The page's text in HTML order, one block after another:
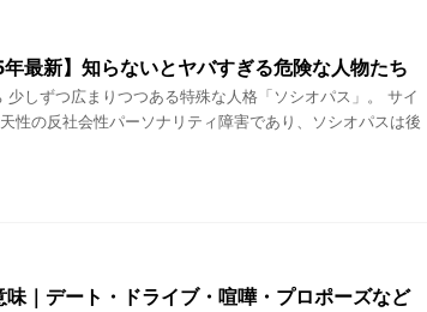
最新】知らないとヤバすぎる危険な人物たち
しずつ広まりつつある特殊な人格「ソシオパス」。 サイ
性の反社会性パーソナリティ障害であり、ソシオパスは後
味｜デート・ドライブ・喧嘩・プロポーズなど